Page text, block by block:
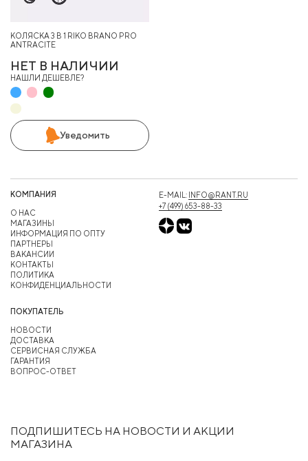
КОЛЯСКА 3 В 1 RIKO BRANO PRO
ANTRACITE
НЕТ В НАЛИЧИИ
НАШЛИ ДЕШЕВЛЕ?
Уведомить
ПОДПИШИТЕСЬ НА НОВОСТИ И АКЦИИ
МАГАЗИНА
КОМПАНИЯ
О НАС
МАГАЗИНЫ
ИНФОРМАЦИЯ ПО ОПТУ
ПАРТНЕРЫ
ВАКАНСИИ
КОНТАКТЫ
ПОЛИТИКА
КОНФИДЕНЦИАЛЬНОСТИ
ПОКУПАТЕЛЬ
НОВОСТИ
ДОСТАВКА
СЕРВИСНАЯ СЛУЖБА
ГАРАНТИЯ
ВОПРОС-ОТВЕТ
E-MAIL: INFO@RANT.RU
+7 (499) 653-88-33